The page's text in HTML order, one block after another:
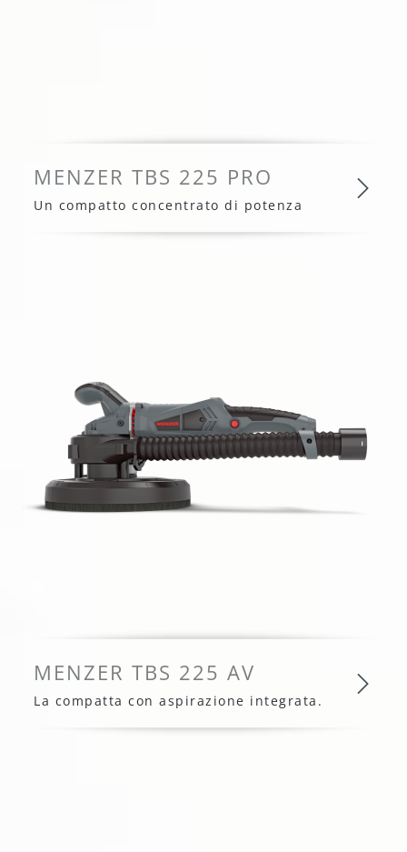
MENZER TBS 225 PRO
Un compatto concentrato di potenza
MENZER TBS 225 AV
La compatta con aspirazione integrata.